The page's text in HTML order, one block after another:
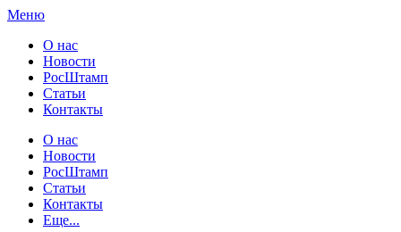
Меню
О нас
Новости
РосШтамп
Статьи
Контакты
О нас
Новости
РосШтамп
Статьи
Контакты
Еще...